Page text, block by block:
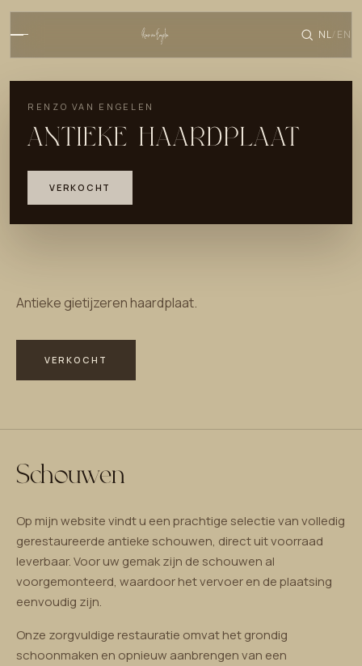
NL/ EN
RENZO VAN ENGELEN
ANTIEKE HAARDPLAAT
VERKOCHT
Antieke gietijzeren haardplaat.
VERKOCHT
Schouwen
Op mijn website vindt u een prachtige selectie van volledig
gerestaureerde antieke schouwen, direct uit voorraad
leverbaar. Voor uw gemak zijn de schouwen al
voorgemonteerd, waardoor het vervoer en de plaatsing
eenvoudig zijn.
Onze zorgvuldige restauratie omvat het grondig
schoonmaken en opnieuw aanbrengen van een